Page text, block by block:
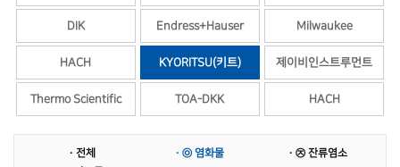
DIK Endress+Hauser Milwaukee
HACH KYORITSU(키트) 제이비인스트루먼트
Thermo Scientific TOA-DKK HACH
YSI KEC 계면계
· 전체 · ㉧ 염화물
· ㉨ 잔류염소